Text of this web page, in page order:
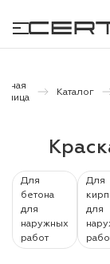
и дачи
бетону,
Каталог
Для
бетона
для
наружных
работ
Для
для